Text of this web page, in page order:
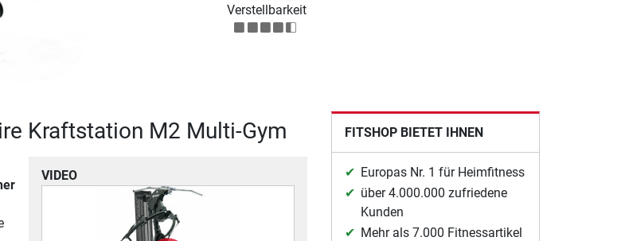
Verstellbarkeit
Kraftstation M2 Multi-Gym
VIDEO
FITSHOP BIETET IHNEN
Europas Nr. 1 für Heimfitness
über 4.000.000 zufriedene
Kunden
Mehr als 7.000 Fitnessartikel